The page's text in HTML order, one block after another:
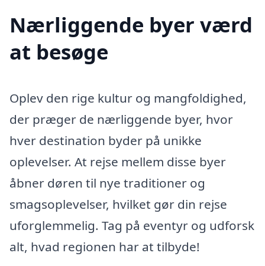
Nærliggende byer værd
at besøge
Oplev den rige kultur og mangfoldighed,
der præger de nærliggende byer, hvor
hver destination byder på unikke
oplevelser. At rejse mellem disse byer
åbner døren til nye traditioner og
smagsoplevelser, hvilket gør din rejse
uforglemmelig. Tag på eventyr og udforsk
alt, hvad regionen har at tilbyde!